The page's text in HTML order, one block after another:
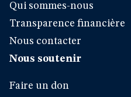
Qui sommes-nous
Transparence financière
Nous contacter
Nous soutenir
Faire un don